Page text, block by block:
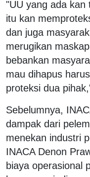
"UU yang ada kan
itu kan
dan juga
merugikan
bebankan
mau dihapus
proteksi dua
Sebelumnya,
dampak dari
menekan industri
INACA Denon
biaya operasional